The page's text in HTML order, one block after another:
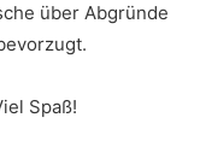
über Abgründe
Spaß!